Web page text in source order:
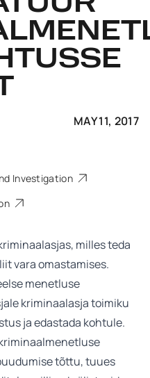
MAY 11, 2017
Investigation
milles teda
vara omastamises.
menetluse
kriminaalasja toimiku
ja edastada kohtule.
tõttu, tuues